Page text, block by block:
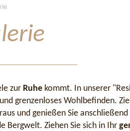
zur Ruhekommt. In unserer
grenzenloses Wohlbefinden.
und genießen Sie
Bergwelt. Ziehen Sie sich in Ihr